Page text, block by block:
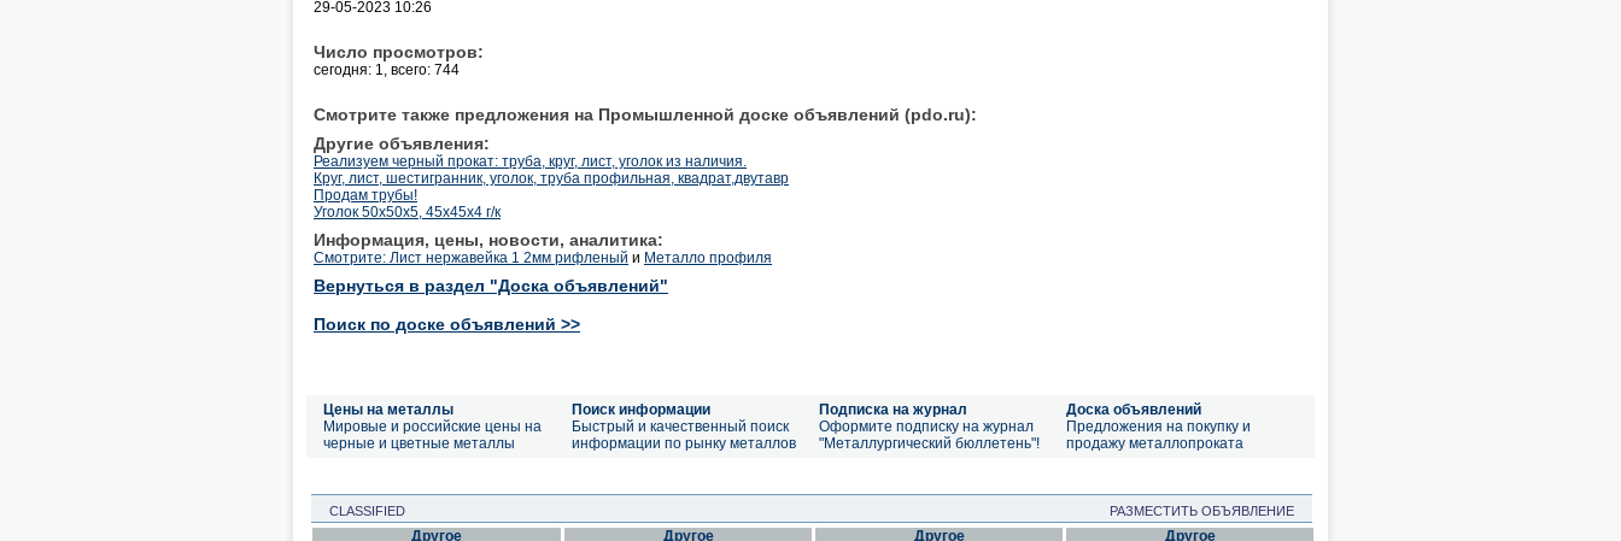
29-05-2023 10:26
Число просмотров:
сегодня: 1, всего: 744
Смотрите также предложения на Промышленной доске объявлений (pdo.ru):
Другие объявления:
Реализуем черный прокат: труба, круг, лист, уголок из наличия.
Круг, лист, шестигранник, уголок, труба профильная, квадрат,двутавр
Продам трубы!
Уголок 50х50х5, 45х45х4 г/к
Информация, цены, новости, аналитика:
Смотрите: Лист нержавейка 1 2мм рифленый и Металло профиля
Вернуться в раздел "Доска объявлений"
Поиск по доске объявлений >>
Цены на металлы
Мировые и российские цены на
черные и цветные металлы
Поиск информации
Быстрый и качественный поиск
информации по рынку металлов
Подписка на журнал
Оформите подписку на журнал
"Металлургический бюллетень"!
Доска объявлений
Предложения на покупку и
продажу металлопроката
CLASSIFIED РАЗМЕСТИТЬ ОБЪЯВЛЕНИЕ
Другое Другое Другое Другое